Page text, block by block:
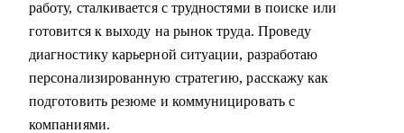
• Подготовка к собеседованию (скрининг с HR, финальное
с руководителем, опционально - подготовиться к
техническому собеседованию).
• Зарплатные переговоры (повышение или переговоры на
собеседовании).
работу, сталкивается с трудностями в поиске или
готовится к выходу на рынок труда. Проведу
диагностику карьерной ситуации, разработаю
персонализированную стратегию, расскажу как
подготовить резюме и коммуницировать с
компаниями.